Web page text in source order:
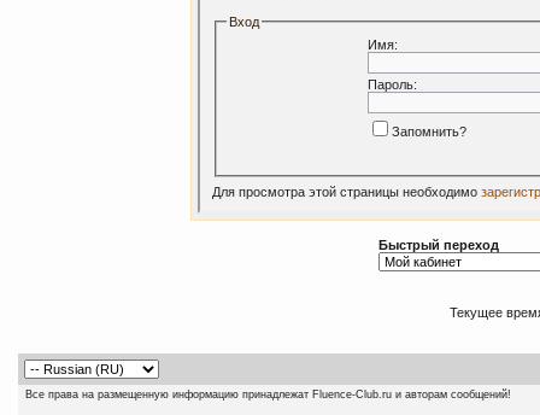
Вход
Имя:
Пароль:
Запомнить?
Для просмотра этой страницы необходимо
Быстрый переход
Текущее
Все права на размещенную информацию принадлежат Fluence-Club.ru и авторам сообщений!